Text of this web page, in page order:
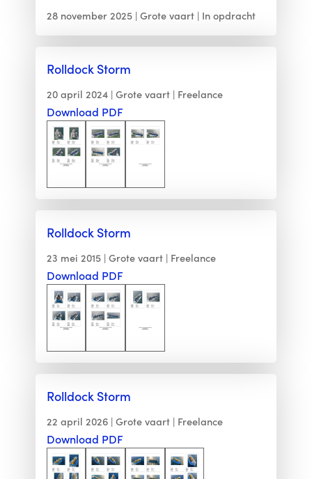
28 november 2025 Grote vaart In opdracht
Rolldock Storm
20 april 2024 Grote vaart Freelance
Download PDF
Rolldock Storm
23 mei 2015 Grote vaart Freelance
Download PDF
Rolldock Storm
22 april 2026 Grote vaart Freelance
Download PDF